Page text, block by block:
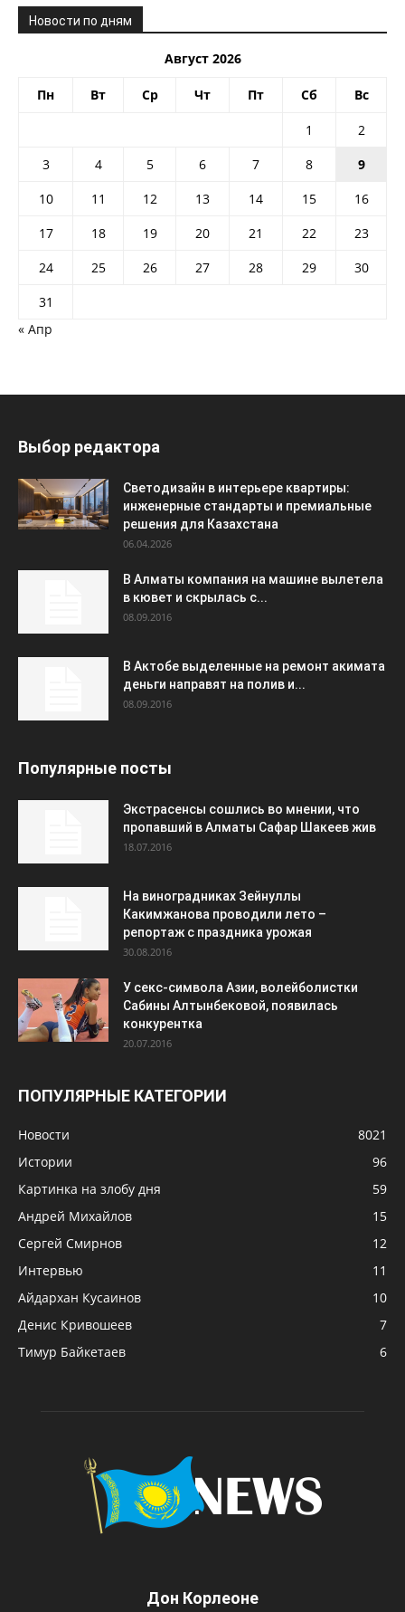
Новости по дням
Август 2026
Пн Вт Ср Чт Пт Сб Вс
1
2
3
4 5 6 7 8
9
10
11 12 13 14 15
16
17
18 19 20 21 22
23
24
25 26 27 28 29
30
31
« Апр
Выбор редактора
Светодизайн в интерьере квартиры:
инженерные стандарты и премиальные
решения для Казахстана
06.04.2026
В Алматы компания на машине вылетела
в кювет и скрылась с...
08.09.2016
В Актобе выделенные на ремонт акимата
деньги направят на полив и...
08.09.2016
Популярные посты
Экстрасенсы сошлись во мнении, что
пропавший в Алматы Сафар Шакеев жив
18.07.2016
На виноградниках Зейнуллы
Какимжанова проводили лето –
репортаж с праздника урожая
30.08.2016
У секс-символа Азии, волейболистки
Сабины Алтынбековой, появилась
конкурентка
20.07.2016
ПОПУЛЯРНЫЕ КАТЕГОРИИ
Новости
8021
Истории
96
Картинка на злобу дня
59
Андрей Михайлов
15
Сергей Смирнов
12
Интервью
11
Айдархан Кусаинов
10
Денис Кривошеев
7
Тимур Байкетаев
6
Дон Корлеоне